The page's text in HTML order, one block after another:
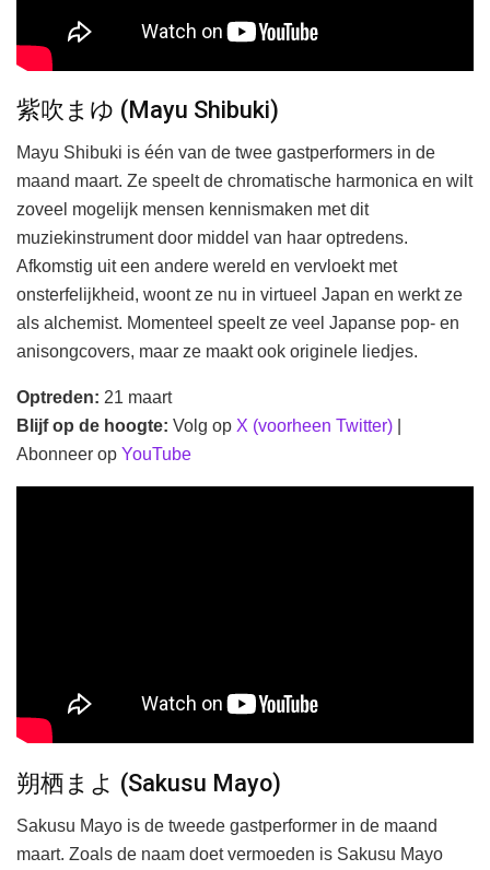
紫吹まゆ (Mayu Shibuki)
Mayu Shibuki is één van de twee gastperformers in de
maand maart. Ze speelt de chromatische harmonica en wilt
zoveel mogelijk mensen kennismaken met dit
muziekinstrument door middel van haar optredens.
Afkomstig uit een andere wereld en vervloekt met
onsterfelijkheid, woont ze nu in virtueel Japan en werkt ze
als alchemist. Momenteel speelt ze veel Japanse pop- en
anisongcovers, maar ze maakt ook originele liedjes.
Optreden: 21 maart
Blijf op de hoogte: Volg op X (voorheen Twitter)
Abonneer op YouTube
朔栖まよ (Sakusu Mayo)
Sakusu Mayo is de tweede gastperformer in de maand
maart. Zoals de naam doet vermoeden is Sakusu Mayo